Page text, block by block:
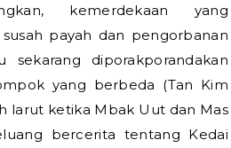
payah dan pengorbanan
diporakporandakan
yang berbeda (Tan Kim
larut ketika Mbak Uut dan Mas
bercerita tentang Kedai